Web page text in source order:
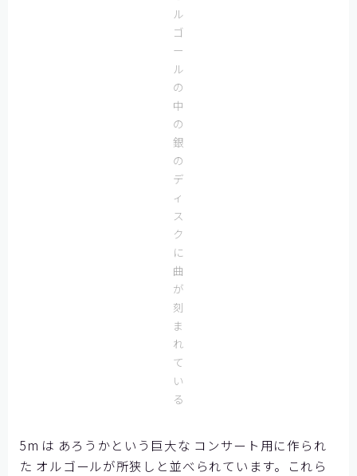
ル
ゴ
ー
ル
の
中
の
銀
の
デ
ィ
ス
ク
に
曲
が
刻
ま
れ
て
い
る
5m は あろうかという巨大な コンサート用に作られ
た オルゴールが所狭しと並べられています。これら